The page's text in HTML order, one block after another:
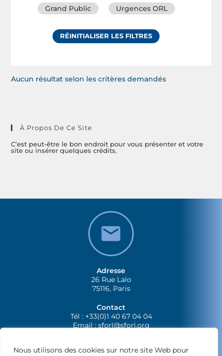
Nous utilisons des cookies sur notre site Web pour
Grand Public
Urgences ORL
RÉINITIALISER LES FILTRES
Aucun résultat selon les critères demandés
À Propos De Ce Site
C’est peut-être le bon endroit pour vous présenter et votre
site ou insérer quelques crédits.
Adresse
26 Rue Lalo
75116, Paris
Contact
Tél : +33(0)1 40 67 04 04
Email :sforl@sforl.org